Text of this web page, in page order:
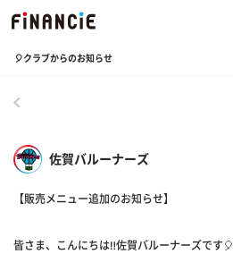
🎈クラブからのお知らせ
佐賀バルーナーズ
【販売メニュー追加のお知らせ】
皆さま、こんにちは‼️佐賀バルーナーズです🎈